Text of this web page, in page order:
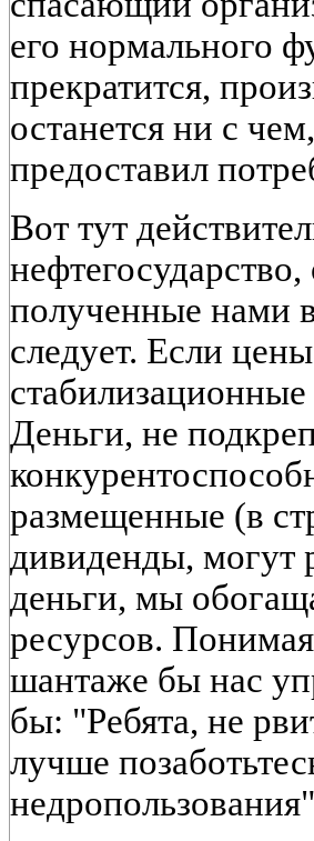
его нормального
прекратится,
останется ни с
предоставил
Вот тут
полученные нами
следует. Если
Деньги, не
размещенные (в
дивиденды, могут
деньги, мы
ресурсов.
шантаже бы нас
бы: "Ребята, не
лучше